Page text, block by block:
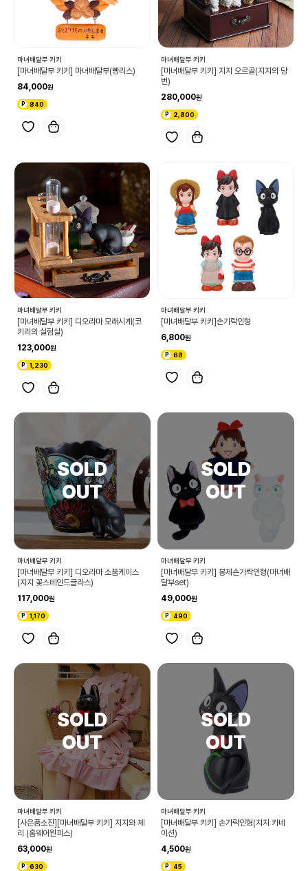
마녀배달부 키키
[마녀배달부 키키] 마녀배달부(빵리스)
84,000
840
마녀배달부 키키
[마녀배달부 키키] 지지 오르골(지지의 당
번)
280,000
2,800
마녀배달부 키키
[마녀배달부 키키] 디오라마 모래시계(코
키리의 실험실)
123,000
1,230
마녀배달부 키키
[마녀배달부 키키]손가락인형
6,800
68
마녀배달부 키키
[마녀배달부 키키] 디오라마 소품케이스
(지지 꽃스테인드글라스)
117,000
1,170
마녀배달부 키키
[마녀배달부 키키] 봉제손가락인형(마녀배
달부set)
49,000
490
마녀배달부 키키
[사은품소진][마녀배달부 키키] 지지와 체
리 (홈웨어원피스)
63,000
630
마녀배달부 키키
[마녀배달부 키키] 손가락인형(지지 카네
이션)
4,500
45